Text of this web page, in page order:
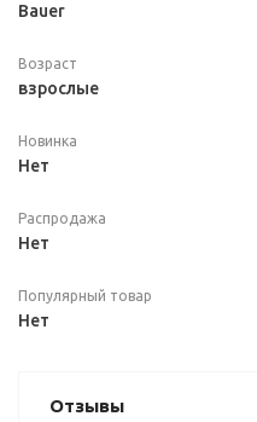
Bauer
Возраст
взрослые
Новинка
Нет
Распродажа
Нет
Популярный товар
Нет
Отзывы